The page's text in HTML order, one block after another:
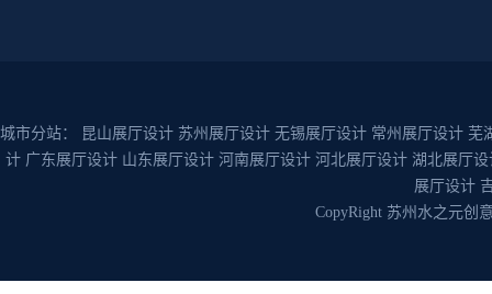
城市分站： 昆山展厅设计 苏州展厅设计 无锡展厅设计 常州展厅设计 芜
计 广东展厅设计 山东展厅设计 河南展厅设计 河北展厅设计 湖北展厅设
展厅设计
CopyRight 苏州水之元创